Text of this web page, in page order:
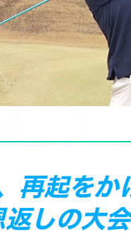
再起を
しの大